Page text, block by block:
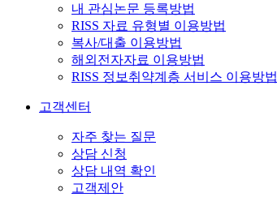
내 관심논문 등록방법
RISS 자료 유형별 이용방법
복사/대출 이용방법
해외전자자료 이용방법
RISS 정보취약계층 서비스 이용방법
고객센터
자주 찾는 질문
상담 신청
상담 내역 확인
고객제안